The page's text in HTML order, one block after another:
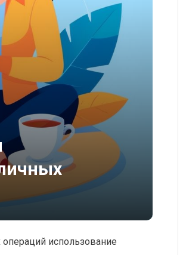
использование